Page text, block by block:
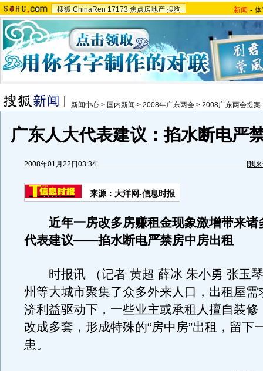
搜狐 ChinaRen 17173 焦点房地产 搜狗 新闻 -
新闻中心 > 国内新闻 > 2008年广东两会 > 2008广东两会提案
广东人大代表建议：掐水断电严
2008年01月22日03:34 [我
来源：大洋网-信息时报
近年一房改多房赚租金现象激增带来诸
代表建议——掐水断电严禁房中房出租
时报讯 （记者 黄超 薛冰 朱小勇 张玉
州等大城市聚集了众多外来人口，出租屋需
济利益驱动下，一些业主或承租人擅自装修
改成多套，形成特殊的“房中房”出租，留下
患。